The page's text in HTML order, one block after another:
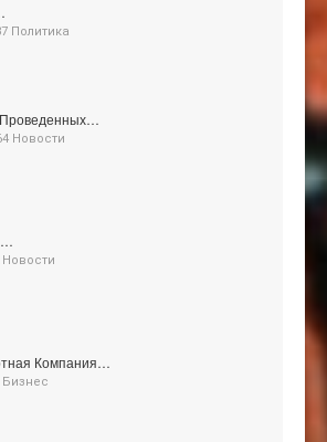
Политика
Проведенных…
Новости
Новости
Компания…
Бизнес